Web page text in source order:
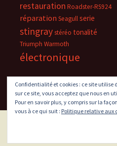
restauration Roadster-RS924
réparation Seagullserie
stingraystéréo tonalité
Triumph Warmoth
électronique
Confidentialité et cookies : ce site
sur ce site, vous acceptez que nous en
Pour en savoir plus, y compris sur la
vous à ce qui suit : Politique relative aux